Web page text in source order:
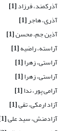
آذرکمند، فرزاد[1]
آذری، هاجر[1]
آذین جم، محسن[1]
آراسته، راضیه[1]
آراستی، زهرا[1]
آراستی، زهرا[1]
آرامی پور، ندا[1]
آزاد ارمکی، تقی[1]
آزادمنش، سید علی[1]